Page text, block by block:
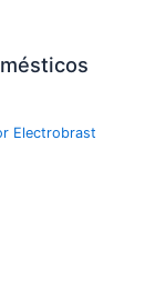
Electrobrast